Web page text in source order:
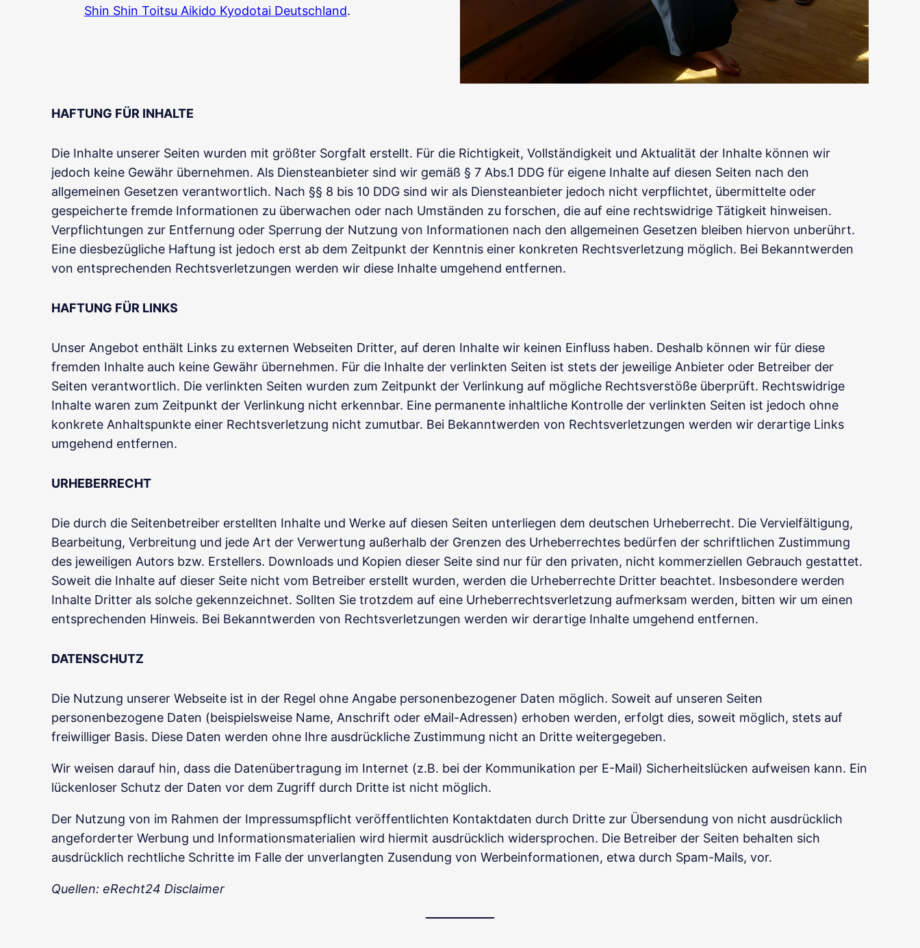
Shin Shin Toitsu Aikido Kyodotai Deutschland.
HAFTUNG FÜR INHALTE
Die Inhalte unserer Seiten wurden mit größter Sorgfalt erstellt. Für die Richtigkeit, Vollständigkeit und Aktualität der Inhalte können wir
jedoch keine Gewähr übernehmen. Als Diensteanbieter sind wir gemäß § 7 Abs.1 DDG für eigene Inhalte auf diesen Seiten nach den
allgemeinen Gesetzen verantwortlich. Nach §§ 8 bis 10 DDG sind wir als Diensteanbieter jedoch nicht verpflichtet, übermittelte oder
gespeicherte fremde Informationen zu überwachen oder nach Umständen zu forschen, die auf eine rechtswidrige Tätigkeit hinweisen.
Verpflichtungen zur Entfernung oder Sperrung der Nutzung von Informationen nach den allgemeinen Gesetzen bleiben hiervon unberührt.
Eine diesbezügliche Haftung ist jedoch erst ab dem Zeitpunkt der Kenntnis einer konkreten Rechtsverletzung möglich. Bei Bekanntwerden
von entsprechenden Rechtsverletzungen werden wir diese Inhalte umgehend entfernen.
HAFTUNG FÜR LINKS
Unser Angebot enthält Links zu externen Webseiten Dritter, auf deren Inhalte wir keinen Einfluss haben. Deshalb können wir für diese
fremden Inhalte auch keine Gewähr übernehmen. Für die Inhalte der verlinkten Seiten ist stets der jeweilige Anbieter oder Betreiber der
Seiten verantwortlich. Die verlinkten Seiten wurden zum Zeitpunkt der Verlinkung auf mögliche Rechtsverstöße überprüft. Rechtswidrige
Inhalte waren zum Zeitpunkt der Verlinkung nicht erkennbar. Eine permanente inhaltliche Kontrolle der verlinkten Seiten ist jedoch ohne
konkrete Anhaltspunkte einer Rechtsverletzung nicht zumutbar. Bei Bekanntwerden von Rechtsverletzungen werden wir derartige Links
umgehend entfernen.
URHEBERRECHT
Die durch die Seitenbetreiber erstellten Inhalte und Werke auf diesen Seiten unterliegen dem deutschen Urheberrecht. Die Vervielfältigung,
Bearbeitung, Verbreitung und jede Art der Verwertung außerhalb der Grenzen des Urheberrechtes bedürfen der schriftlichen Zustimmung
des jeweiligen Autors bzw. Erstellers. Downloads und Kopien dieser Seite sind nur für den privaten, nicht kommerziellen Gebrauch gestattet.
Soweit die Inhalte auf dieser Seite nicht vom Betreiber erstellt wurden, werden die Urheberrechte Dritter beachtet. Insbesondere werden
Inhalte Dritter als solche gekennzeichnet. Sollten Sie trotzdem auf eine Urheberrechtsverletzung aufmerksam werden, bitten wir um einen
entsprechenden Hinweis. Bei Bekanntwerden von Rechtsverletzungen werden wir derartige Inhalte umgehend entfernen.
DATENSCHUTZ
Die Nutzung unserer Webseite ist in der Regel ohne Angabe personenbezogener Daten möglich. Soweit auf unseren Seiten
personenbezogene Daten (beispielsweise Name, Anschrift oder eMail-Adressen) erhoben werden, erfolgt dies, soweit möglich, stets auf
freiwilliger Basis. Diese Daten werden ohne Ihre ausdrückliche Zustimmung nicht an Dritte weitergegeben.
Wir weisen darauf hin, dass die Datenübertragung im Internet (z.B. bei der Kommunikation per E-Mail) Sicherheitslücken aufweisen kann. Ein
lückenloser Schutz der Daten vor dem Zugriff durch Dritte ist nicht möglich.
Der Nutzung von im Rahmen der Impressumspflicht veröffentlichten Kontaktdaten durch Dritte zur Übersendung von nicht ausdrücklich
angeforderter Werbung und Informationsmaterialien wird hiermit ausdrücklich widersprochen. Die Betreiber der Seiten behalten sich
ausdrücklich rechtliche Schritte im Falle der unverlangten Zusendung von Werbeinformationen, etwa durch Spam-Mails, vor.
Quellen: eRecht24 Disclaimer